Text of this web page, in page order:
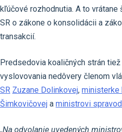
kľúčové rozhodnutia. A to vrátane
SR o zákone o konsolidácii a
transakcií.
Predsedovia koaličných strán
vyslovovania nedôvery členom
SR Zuzane Dolinkovej, ministerke
Šimkovičovej a ministrovi
„Na odvolanie uvedených